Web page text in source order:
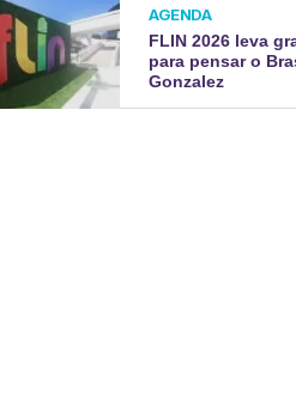
AGENDA
FLIN 2026 leva
para pensar o
Gonzalez